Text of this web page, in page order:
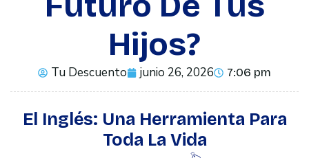
Hijos?
Tu Descuento junio 26, 2026 7:06 pm
El Inglés: Una Herramienta Para
Toda La Vida